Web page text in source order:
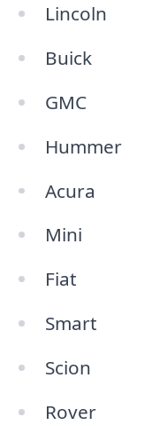
Lincoln
Buick
GMC
Hummer
Acura
Mini
Fiat
Smart
Scion
Rover